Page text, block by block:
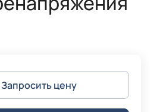
Запросить цену